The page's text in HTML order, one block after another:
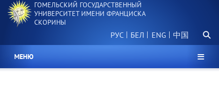
Перейти
основному
ГОМЕЛЬСКИЙ ГОСУДАРСТВЕННЫЙ
УНИВЕРСИТЕТ ИМЕНИ ФРАНЦИСКА
СКОРИНЫ
РУС БЕЛ 中国
МЕНЮ